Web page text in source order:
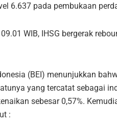
6.637 pada pembukaan
WIB, IHSG bergerak
(BEI) menunjukkan
yang tercatat sebagai
sebesar 0,57%.
: